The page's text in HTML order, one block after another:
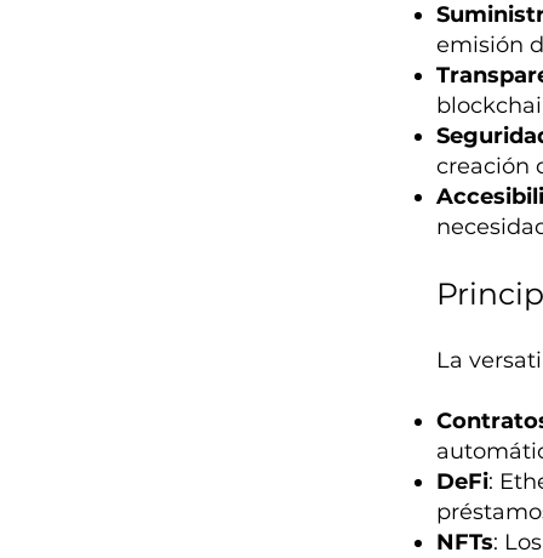
emisión
creación
La
DeFi:
NFTs: